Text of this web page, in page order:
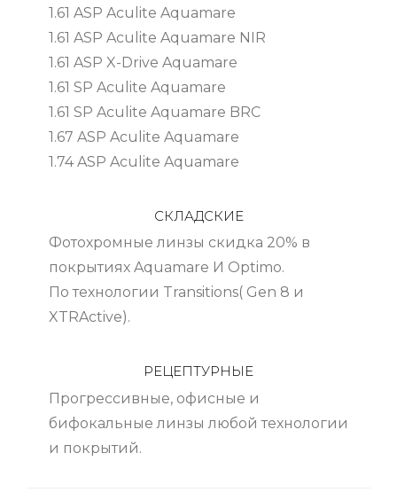
1.61 ASP Aculite Aquamare
1.61 ASP Aculite Aquamare NIR
1.61 ASP X-Drive Aquamare
1.61 SP Aculite Aquamare
1.61 SP Aculite Aquamare BRC
1.67 ASP Aculite Aquamare
1.74 ASP Aculite Aquamare
СКЛАДСКИЕ
Фотохромные линзы скидка 20% в
покрытиях Aquamare И Optimo.
По технологии Transitions( Gen 8 и
XTRActive).
РЕЦЕПТУРНЫЕ
Прогрессивные, офисные и
бифокальные линзы любой технологии
и покрытий.